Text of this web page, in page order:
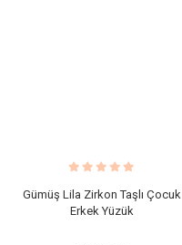
Gümüş Lila Zirkon Taşlı Çocuk
Erkek Yüzük